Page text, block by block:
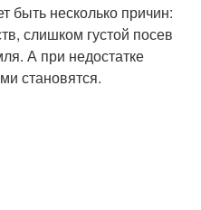
быть несколько причин:
слишком густой посев
А при недостатке
становятся.